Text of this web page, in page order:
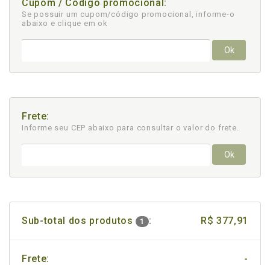
Cupom / Código promocional:
Se possuir um cupom/código promocional, informe-o
abaixo e clique em ok
Ok
Frete:
Informe seu CEP abaixo para consultar o valor do frete.
Ok
Sub-total dos produtos 1 : R$ 377,91
Frete: -